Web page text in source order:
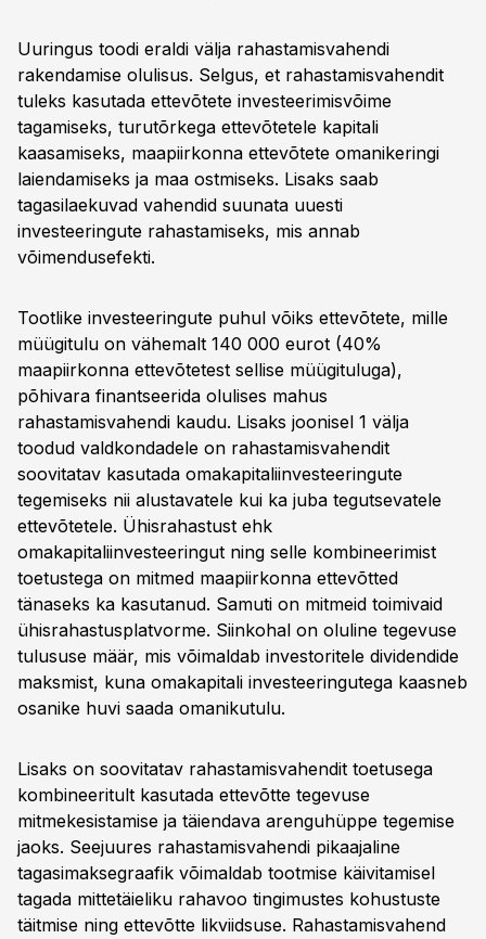
Uuringus toodi eraldi välja rahastamisvahendi
rakendamise olulisus. Selgus, et rahastamisvahendit
tuleks kasutada ettevõtete investeerimisvõime
tagamiseks, turutõrkega ettevõtetele kapitali
kaasamiseks, maapiirkonna ettevõtete omanikeringi
laiendamiseks ja maa ostmiseks. Lisaks saab
tagasilaekuvad vahendid suunata uuesti
investeeringute rahastamiseks, mis annab
võimendusefekti.
Tootlike investeeringute puhul võiks ettevõtete, mille
müügitulu on vähemalt 140 000 eurot (40%
maapiirkonna ettevõtetest sellise müügituluga),
põhivara finantseerida olulises mahus
rahastamisvahendi kaudu. Lisaks joonisel 1 välja
toodud valdkondadele on rahastamisvahendit
soovitatav kasutada omakapitaliinvesteeringute
tegemiseks nii alustavatele kui ka juba tegutsevatele
ettevõtetele. Ühisrahastust ehk
omakapitaliinvesteeringut ning selle kombineerimist
toetustega on mitmed maapiirkonna ettevõtted
tänaseks ka kasutanud. Samuti on mitmeid toimivaid
ühisrahastusplatvorme. Siinkohal on oluline tegevuse
tulususe määr, mis võimaldab investoritele dividendide
maksmist, kuna omakapitali investeeringutega kaasneb
osanike huvi saada omanikutulu.
Lisaks on soovitatav rahastamisvahendit toetusega
kombineeritult kasutada ettevõtte tegevuse
mitmekesistamise ja täiendava arenguhüppe tegemise
jaoks. Seejuures rahastamisvahendi pikaajaline
tagasimaksegraafik võimaldab tootmise käivitamisel
tagada mittetäieliku rahavoo tingimustes kohustuste
täitmise ning ettevõtte likviidsuse. Rahastamisvahend